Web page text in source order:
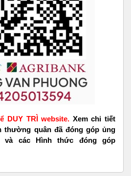
DUY TRÌ website. Xem chi tiết
thường quân đã đóng góp ủng
và các Hình thức đóng góp